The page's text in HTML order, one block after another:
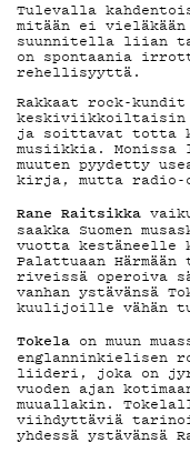
G
KIRJAUDU
Tulevalla
mitään ei
suunnitella liian
on spontaania
rehellisyyttä.
Rakkaat rock-
keskiviikkoiltaisin
ja soittavat totta
musiikkia.
muuten pyydetty
kirja, mutta radio-
Rane Raitsikka
saakka Suomen
vuotta kestäneelle
Palattuaan Härmään
riveissä operoiva
vanhan ystävänsä
kuulijoille vähän
Tokela on muun
englanninkielisen
liideri, joka on
vuoden ajan
muuallakin.
viihdyttäviä
yhdessä ystävänsä